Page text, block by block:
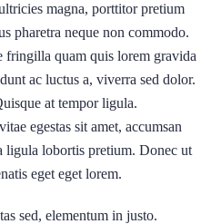
magna, porttitor pretium
pharetra neque non commodo.
quam quis lorem gravida
ac luctus a, viverra sed dolor.
at tempor ligula.
egestas sit amet, accumsan
ligula lobortis pretium. Donec ut
eget eget lorem.
sed, elementum in justo.